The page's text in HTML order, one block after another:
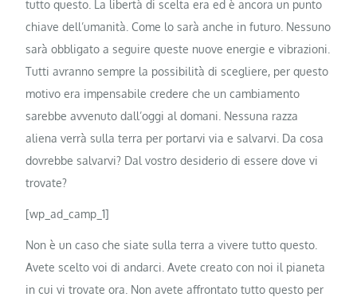
tutto questo. La libertà di scelta era ed è ancora un punto
chiave dell’umanità. Come lo sarà anche in futuro. Nessuno
sarà obbligato a seguire queste nuove energie e vibrazioni.
Tutti avranno sempre la possibilità di scegliere, per questo
motivo era impensabile credere che un cambiamento
sarebbe avvenuto dall’oggi al domani. Nessuna razza
aliena verrà sulla terra per portarvi via e salvarvi. Da cosa
dovrebbe salvarvi? Dal vostro desiderio di essere dove vi
trovate?
[wp_ad_camp_1]
Non è un caso che siate sulla terra a vivere tutto questo.
Avete scelto voi di andarci. Avete creato con noi il pianeta
in cui vi trovate ora. Non avete affrontato tutto questo per